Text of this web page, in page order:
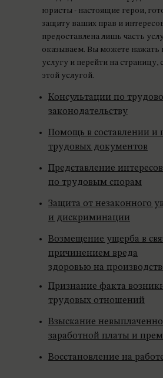
Консультации по
законодательству
Помощь в составлении и
трудовых документов
Представление
по трудовым спорам
Защита от незаконного
и дискриминации
юристы - настоящие герои,
защиту ваших прав и
предоставлена лишь часть
оказываем. Вы можете
услугу и перейти на страницу,
этой услугой.
Возмещение ущерба в
причинением вреда
здоровью на
Признание факта
трудовых отношений
Взыскание
заработной платы и
Восстановление на